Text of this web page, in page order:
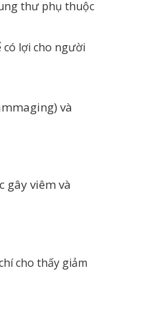
thư phụ thuộc
lợi cho người
và
gây viêm và
cho thấy giảm